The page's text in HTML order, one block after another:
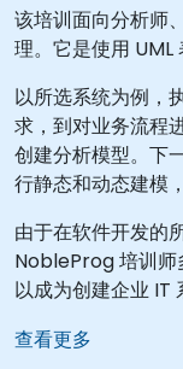
该培训面向分析师
理。它是使用 UML
以所选系统为例，
求，到对业务流程
创建分析模型。下
行静态和动态建模
由于在软件开发的
NobleProg 培训师
以成为创建企业 IT
查看更多